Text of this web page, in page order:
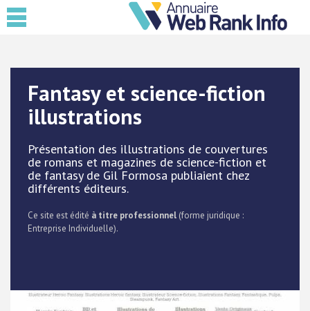
Fantasy et science-fiction
illustrations
Présentation des illustrations de couvertures
de romans et magazines de science-fiction et
de fantasy de Gil Formosa publiaient chez
différents éditeurs.
Ce site est édité à titre professionnel (forme juridique :
Entreprise Individuelle).